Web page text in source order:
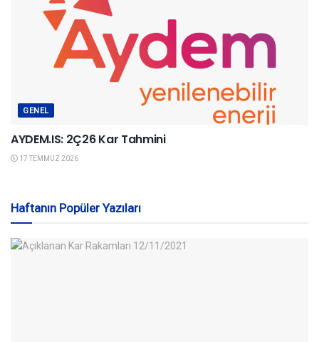
GENEL
AYDEM.IS: 2Ç26 Kar Tahmini
17 TEMMUZ 2026
Haftanın Popüler Yazıları